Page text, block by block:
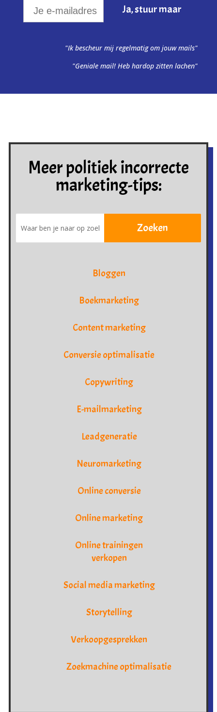
"Ik bescheur mij regelmatig om jouw mails"
"Geniale mail! Heb hardop zitten lachen"
Meer politiek incorrecte
marketing-tips:
Bloggen
Boekmarketing
Content marketing
Conversie optimalisatie
Copywriting
E-mailmarketing
Leadgeneratie
Neuromarketing
Online conversie
Online marketing
Online trainingen
verkopen
Social media marketing
Storytelling
Verkoopgesprekken
Zoekmachine optimalisatie